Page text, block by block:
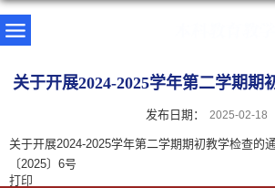
关于开展2024-2025学年第二学期期
发布日期： 2025-02-18
关于开展2024-2025学年第二学期期初教学检查的
〔2025〕6号
打印